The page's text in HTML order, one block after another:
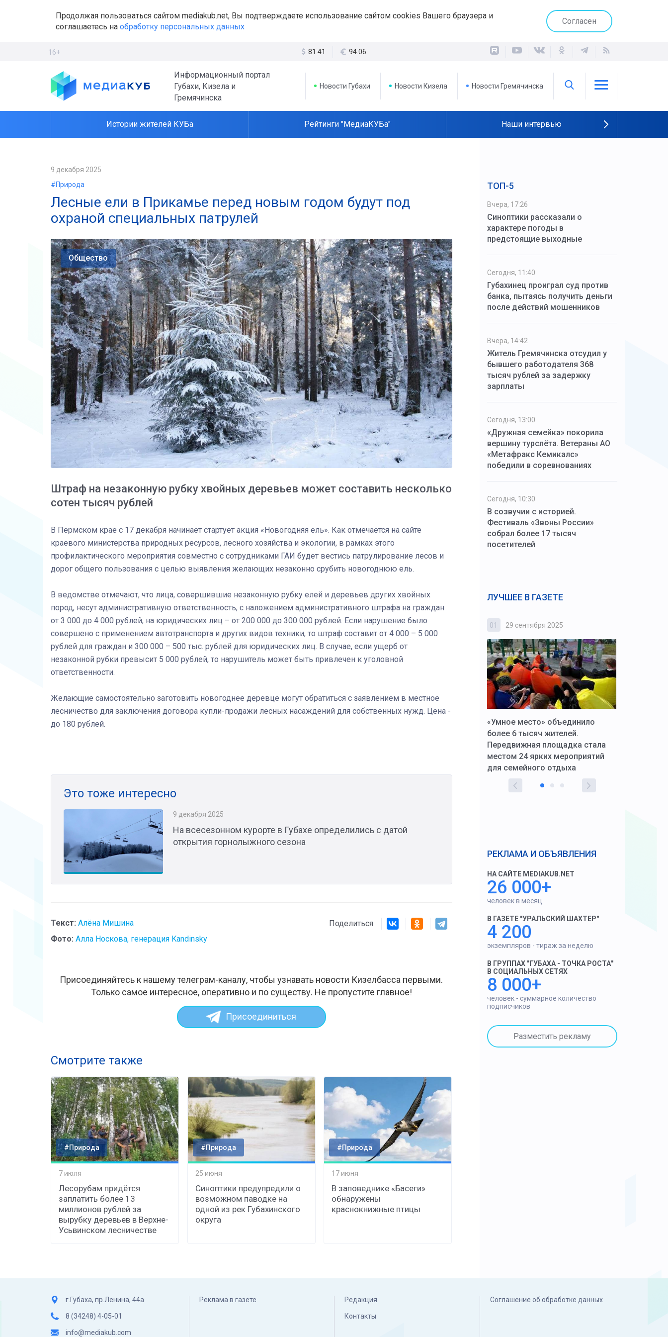
Продолжая пользоваться сайтом mediakub.net, Вы подтверждаете использование сайтом cookies Вашего браузера и
соглашаетесь на обработку персональных данных
Согласен
16+ 81.41 94.06
Информационный портал
Губахи, Кизела и
Гремячинска
Новости Губахи Новости Кизела Новости Гремячинска
Истории жителей КУБа Рейтинги "МедиаКУБа" Наши интервью
9 декабря 2025
#Природа
Лесные ели в Прикамье перед новым годом будут под
охраной специальных патрулей
Общество
Штраф на незаконную рубку хвойных деревьев может составить несколько
сотен тысяч рублей
В Пермском крае с 17 декабря начинает стартует акция «Новогодняя ель». Как отмечается на сайте
краевого министерства природных ресурсов, лесного хозяйства и экологии, в рамках этого
профилактического мероприятия совместно с сотрудниками ГАИ будет вестись патрулирование лесов и
дорог общего пользования с целью выявления желающих незаконно срубить новогоднюю ель.
В ведомстве отмечают, что лица, совершившие незаконную рубку елей и деревьев других хвойных
пород, несут административную ответственность, с наложением административного штрафа на граждан
от 3 000 до 4 000 рублей, на юридических лиц – от 200 000 до 300 000 рублей. Если нарушение было
совершено с применением автотранспорта и других видов техники, то штраф составит от 4 000 – 5 000
рублей для граждан и 300 000 – 500 тыс. рублей для юридических лиц. В случае, если ущерб от
незаконной рубки превысит 5 000 рублей, то нарушитель может быть привлечен к уголовной
ответственности.
Желающие самостоятельно заготовить новогоднее деревце могут обратиться с заявлением в местное
лесничество для заключения договора купли-продажи лесных насаждений для собственных нужд. Цена -
до 180 рублей.
Это тоже интересно
9 декабря 2025
На всесезонном курорте в Губахе определились с датой
открытия горнолыжного сезона
Текст: Алёна Мишина
Фото: Алла Носкова, генерация Kandinsky
Поделиться
Присоединяйтесь к нашему телеграм-каналу, чтобы узнавать новости Кизелбасса первыми.
Только самое интересное, оперативно и по существу. Не пропустите главное!
Присоединиться
Смотрите также
#Природа
7 июля
Лесорубам придётся
заплатить более 13
миллионов рублей за
вырубку деревьев в Верхне-
Усьвинском лесничестве
#Природа
25 июня
Синоптики предупредили о
возможном паводке на
одной из рек Губахинского
округа
#Природа
17 июня
В заповеднике «Басеги»
обнаружены
краснокнижные птицы
ТОП-5
Вчера, 17:26
Синоптики рассказали о
характере погоды в
предстоящие выходные
Сегодня, 11:40
Губахинец проиграл суд против
банка, пытаясь получить деньги
после действий мошенников
Вчера, 14:42
Житель Гремячинска отсудил у
бывшего работодателя 368
тысяч рублей за задержку
зарплаты
Сегодня, 13:00
«Дружная семейка» покорила
вершину турслёта. Ветераны АО
«Метафракс Кемикалс»
победили в соревнованиях
Сегодня, 10:30
В созвучии с историей.
Фестиваль «Звоны России»
собрал более 17 тысяч
посетителей
ЛУЧШЕЕ В ГАЗЕТЕ
03 4 октября 2025 01 29 сентября 2025
«Умное место» объединило
более 6 тысяч жителей.
Передвижная площадка стала
местом 24 ярких мероприятий
для семейного отдыха
РЕКЛАМА И ОБЪЯВЛЕНИЯ
НА САЙТЕ MEDIAKUB.NET
26 000+
человек в месяц
В ГАЗЕТЕ "УРАЛЬСКИЙ ШАХТЕР"
4 200
экземпляров - тираж за неделю
В ГРУППАХ "ГУБАХА - ТОЧКА РОСТА"
В СОЦИАЛЬНЫХ СЕТЯХ
8 000+
человек - суммарное количество
подписчиков
Разместить рекламу
г.Губаха, пр.Ленина, 44а
8 (34248) 4-05-01
info@mediakub.com
Реклама в газете Редакция
Контакты
Соглашение об обработке данных